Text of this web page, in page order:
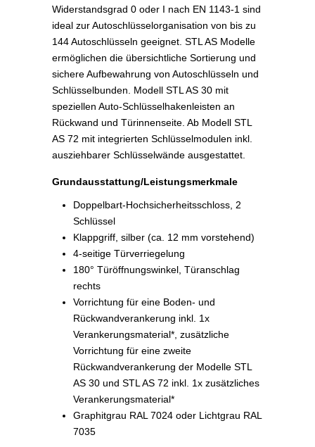
Widerstandsgrad 0 oder I nach EN 1143-1 sind
ideal zur Autoschlüsselorganisation von bis zu
144 Autoschlüsseln geeignet. STL AS Modelle
ermöglichen die übersichtliche Sortierung und
sichere Aufbewahrung von Autoschlüsseln und
Schlüsselbunden. Modell STL AS 30 mit
speziellen Auto-Schlüsselhakenleisten an
Rückwand und Türinnenseite. Ab Modell STL
AS 72 mit integrierten Schlüsselmodulen inkl.
ausziehbarer Schlüsselwände ausgestattet.
Grundausstattung/Leistungsmerkmale
Doppelbart-Hochsicherheitsschloss, 2
Schlüssel
Klappgriff, silber (ca. 12 mm vorstehend)
4-seitige Türverriegelung
180° Türöffnungswinkel, Türanschlag
rechts
Vorrichtung für eine Boden- und
Rückwandverankerung inkl. 1x
Verankerungsmaterial*, zusätzliche
Vorrichtung für eine zweite
Rückwandverankerung der Modelle STL
AS 30 und STL AS 72 inkl. 1x zusätzliches
Verankerungsmaterial*
Graphitgrau RAL 7024 oder Lichtgrau RAL
7035